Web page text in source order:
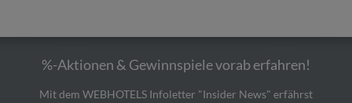
%-Aktionen & Gewinnspiele vorab erfahren!
Mit dem WEBHOTELS Infoletter "Insider News" erfährst